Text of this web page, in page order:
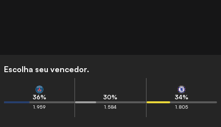
Escolha seu vencedor.
36%
1.959
30%
1.584
34%
1.805